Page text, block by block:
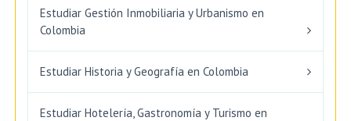
Estudiar Gestión Inmobiliaria y Urbanismo en
Colombia
Estudiar Historia y Geografía en Colombia
Estudiar Hotelería, Gastronomía y Turismo en